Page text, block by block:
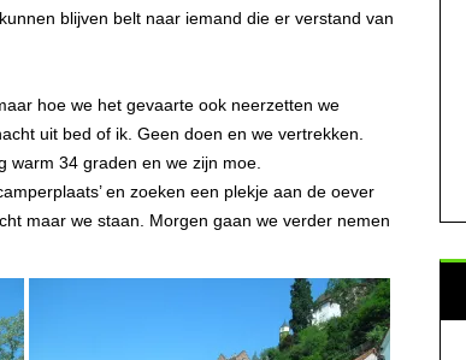
blijven belt naar iemand die er verstand van
hoe we het gevaarte ook neerzetten we
uit bed of ik. Geen doen en we vertrekken.
warm 34 graden en we zijn moe.
en zoeken een plekje aan de oever
maar we staan. Morgen gaan we verder nemen